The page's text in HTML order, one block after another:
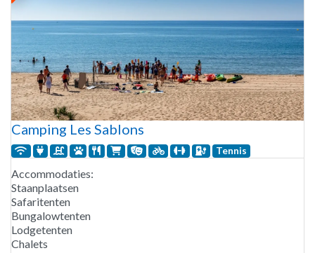
Camping Les Sablons
Tennis
Accommodaties:
Staanplaatsen
Safaritenten
Bungalowtenten
Lodgetenten
Chalets